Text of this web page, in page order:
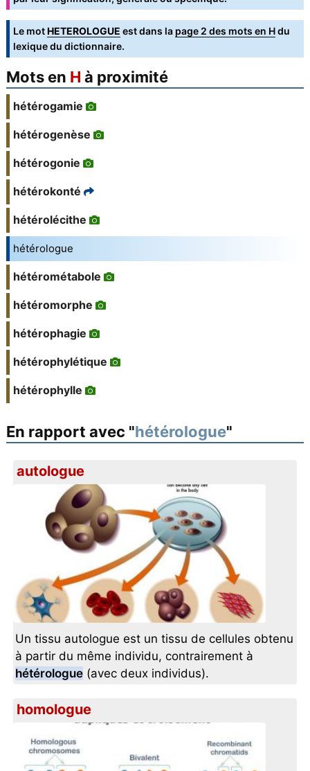
Le motHETEROLOGUE est dans la page 2 des mots en Hdu
lexique du dictionnaire.
Mots en H à proximité
hétérogamie
hétérogenèse
hétérogonie
hétérokonté
hétérolécithe
hétérologue
hétérométabole
hétéromorphe
hétérophagie
hétérophylétique
hétérophylle
En rapport avec "hétérologue"
autologue
Un tissu autologue est un tissu de cellules obtenu
à partir du même individu, contrairement à
hétérologue (avec deux individus).
homologue